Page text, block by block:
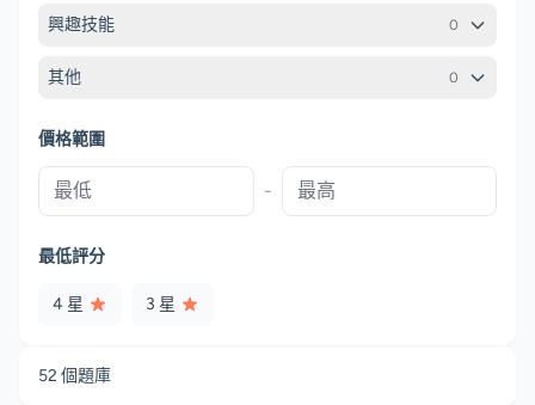
興趣技能 0
其他 0
價格範圍
-
最低評分
4 星 3 星
52 個題庫